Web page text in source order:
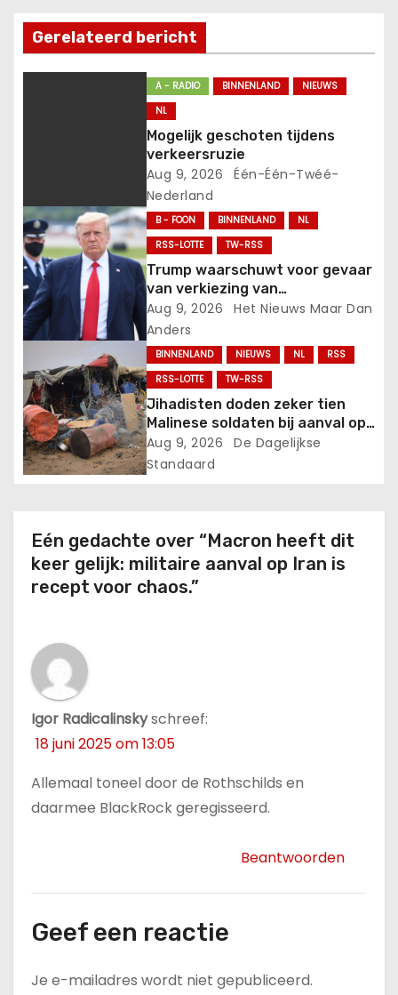
n
a
a
t
i
e
Gerelateerd bericht
A - RADIO BINNENLAND
NIEUWS
NL
Mogelijk geschoten tijdens
verkeersruzie
Aug 9, 2026
Één-Één-Twéé-
Nederland
B - FOON BINNENLAND
NL
RSS-LOTTE
TW-RSS
Trump waarschuwt voor gevaar
van verkiezing van
Democratische radicalen zoals
Mohamed El-Sayed en
bekritiseert RINOs.
Aug 9, 2026
Het Nieuws Maar Dan
Anders
BINNENLAND NIEUWS NL
RSS
RSS-LOTTE
TW-RSS
Jihadisten doden zeker tien
Malinese soldaten bij aanval op
basis.
Aug 9, 2026
De Dagelijkse
Standaard
Eén gedachte over “Macron heeft dit
keer gelijk: militaire aanval op Iran is
recept voor chaos.”
Igor Radicalinskyschreef:
18 juni 2025 om 13:05
Allemaal toneel door de Rothschilds en
daarmee BlackRock geregisseerd.
Beantwoorden
Geef een reactie
Je e-mailadres wordt niet gepubliceerd.